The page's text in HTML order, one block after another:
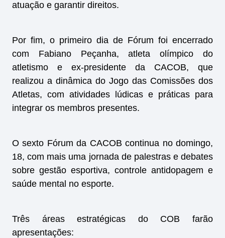
atuação e garantir direitos.
Por fim, o primeiro dia de Fórum foi encerrado
com Fabiano Peçanha, atleta olímpico do
atletismo e ex-presidente da CACOB, que
realizou a dinâmica do Jogo das Comissões dos
Atletas, com atividades lúdicas e práticas para
integrar os membros presentes.
O sexto Fórum da CACOB continua no domingo,
18, com mais uma jornada de palestras e debates
sobre gestão esportiva, controle antidopagem e
saúde mental no esporte.
Três áreas estratégicas do COB farão
apresentações: